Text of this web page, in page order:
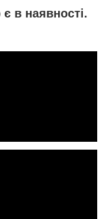
в наявності.